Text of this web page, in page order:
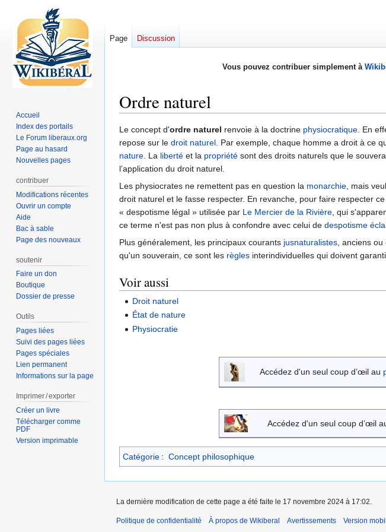
Vous pouvez contribuer simplement à
Ordre naturel
Aller
à
la
navigation
Aller
à
la
recherche
Le concept d'ordre naturel renvoie à la doctrine physiocratique. En
repose sur le droit naturel. Par exemple, chaque homme a droit à ce
nature. La liberté et la propriété sont des droits naturels que le
l’application du droit naturel.
Les physiocrates ne remettent pas en question la monarchie, mais
droit naturel et le fasse respecter. En revanche, pour faire respecter
« despotisme légal » utilisée par Le Mercier de la Rivière, qui
ce terme n'est pas non plus à confondre avec celui de despotisme
Plus généralement, les principaux courants jusnaturalistes, anciens
qu'un souverain, ce sont les règles interindividuelles qui doivent
Voir aussi
Droit naturel
État de nature
Physiocratie
Accédez d'un seul coup d’œil au
Accédez d'un seul coup d’œil
Catégorie : Concept philosophique
Page Discussion
Accueil
Index des portails
Le Forum liberaux.org
Page au hasard
Nouvelles pages
contribuer
Modifications récentes
Ouvrir un compte
Aide
Bac à sable
Page des nouveaux
soutenir
Faire un don
Boutique
Dossier de presse
Outils
Pages liées
Suivi des pages liées
Pages spéciales
Lien permanent
Informations sur la page
Imprimer / exporter
Créer un livre
Télécharger comme
PDF
Version imprimable
La dernière modification de cette page a été faite le 17 novembre 2024 à 17:02.
Politique de confidentialité À propos de Wikiberal Avertissements Version